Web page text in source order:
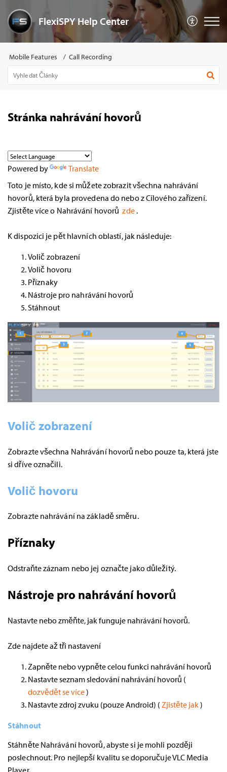
FlexiSPY Help Center
Mobile Features Call Recording
Stránka nahrávání hovorů
Powered by
Translate
Toto je místo, kde si můžete zobrazit všechna nahrávání
hovorů, která byla provedena do nebo z Cílového zařízení.
Zjistěte více o Nahrávání hovorůzde .
K dispozici je pět hlavních oblastí, jak následuje:
Volič zobrazení
Volič hovoru
Příznaky
Nástroje pro nahrávání hovorů
Stáhnout
Volič zobrazení
Zobrazte všechna Nahrávání hovorů nebo pouze ta, která jste
si dříve označili.
Volič hovoru
Zobrazte nahrávání na základě směru.
Příznaky
Odstraňte záznam nebo jej označte jako důležitý.
Nástroje pro nahrávání hovorů
Nastavte nebo změňte, jak funguje nahrávání hovorů.
Zde najdete až tři nastavení
Zapněte nebo vypněte celou funkci nahrávání hovorů
Nastavte seznam sledování nahrávání hovorů (
dozvědět se více)
Nastavte zdroj zvuku (pouze Android) ( Zjistěte jak)
Stáhnout
Stáhněte Nahrávání hovorů, abyste si je mohli později
poslechnout. Pro nejlepší kvalitu se doporučuje VLC Media